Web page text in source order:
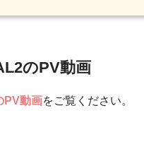
のPV動画
PV動画をご覧ください。